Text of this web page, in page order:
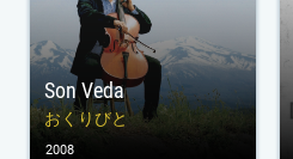
Son Veda
おくりびと
2008